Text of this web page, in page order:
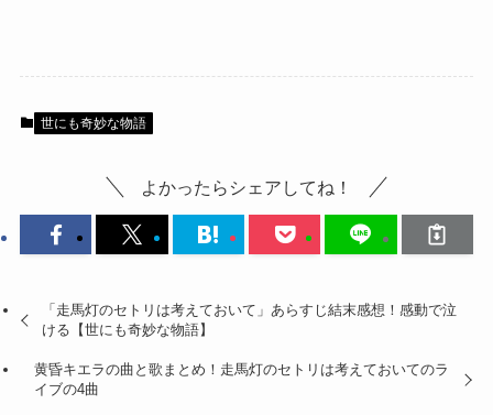
世にも奇妙な物語
よかったらシェアしてね！
「走馬灯のセトリは考えておいて」あらすじ結末感想！感動で泣
ける【世にも奇妙な物語】
黄昏キエラの曲と歌まとめ！走馬灯のセトリは考えておいてのラ
イブの4曲